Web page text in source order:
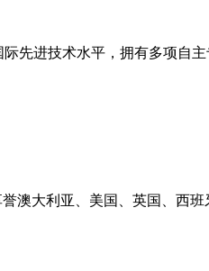
先进技术水平，拥有多项自
澳大利亚、美国、英国、西